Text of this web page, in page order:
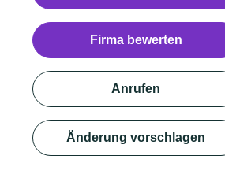
Firma bewerten
Anrufen
Änderung vorschlagen